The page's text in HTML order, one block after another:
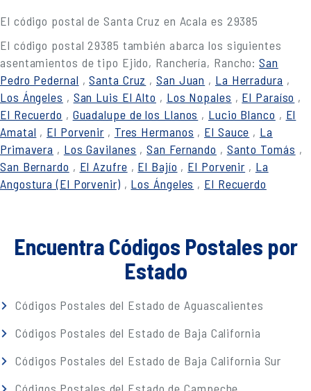
El código postal de Santa Cruz en Acala es 29385
El código postal 29385 también abarca los siguientes
asentamientos de tipo Ejido, Ranchería, Rancho:San
Pedro Pedernal ,Santa Cruz ,San Juan , La Herradura ,
Los Ángeles , San Luis El Alto , Los Nopales , El Paraíso ,
El Recuerdo , Guadalupe de los Llanos , Lucio Blanco , El
Amatal , El Porvenir , Tres Hermanos , El Sauce , La
Primavera , Los Gavilanes ,San Fernando , Santo Tomás ,
San Bernardo , El Azufre , El Bajío , El Porvenir , La
Angostura (El Porvenir) , Los Ángeles , El Recuerdo
Encuentra Códigos Postales por
Estado
Códigos Postales del Estado de Aguascalientes
Códigos Postales del Estado de Baja California
Códigos Postales del Estado de Baja California Sur